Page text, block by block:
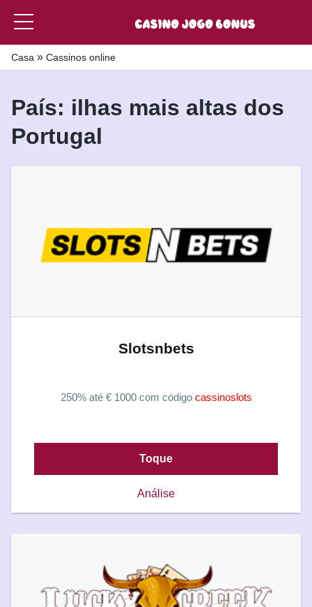
Casa » Cassinos online
País: ilhas mais altas dos
Portugal
Slotsnbets
250% até € 1000 com código cassinoslots
Toque
Análise